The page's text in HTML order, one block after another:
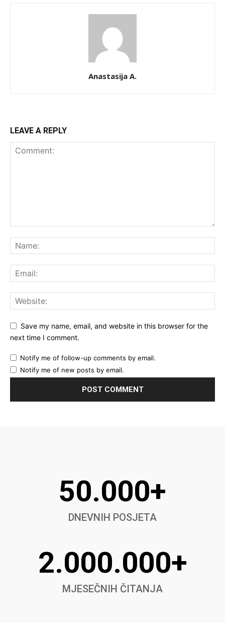
Anastasija A.
LEAVE A REPLY
Save my name, email, and website in this browser for the
next time I comment.
Notify me of follow-up comments by email.
Notify me of new posts by email.
50.000+
DNEVNIH POSJETA
2.000.000+
MJESEČNIH ČITANJA